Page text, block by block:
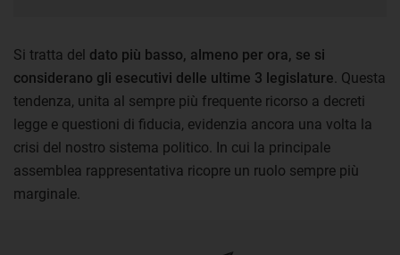
Si tratta del dato più basso, almeno per ora, se si
considerano gli esecutivi delle ultime 3 legislature . Questa
tendenza, unita al sempre più frequente ricorso a decreti
legge e questioni di fiducia, evidenzia ancora una volta la
crisi del nostro sistema politico. In cui la principale
assemblea rappresentativa ricopre un ruolo sempre più
marginale.